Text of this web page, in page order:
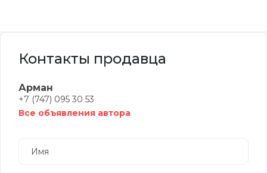
Контакты продавца
Арман
+7 (747) 095 30 53
Все объявления автора